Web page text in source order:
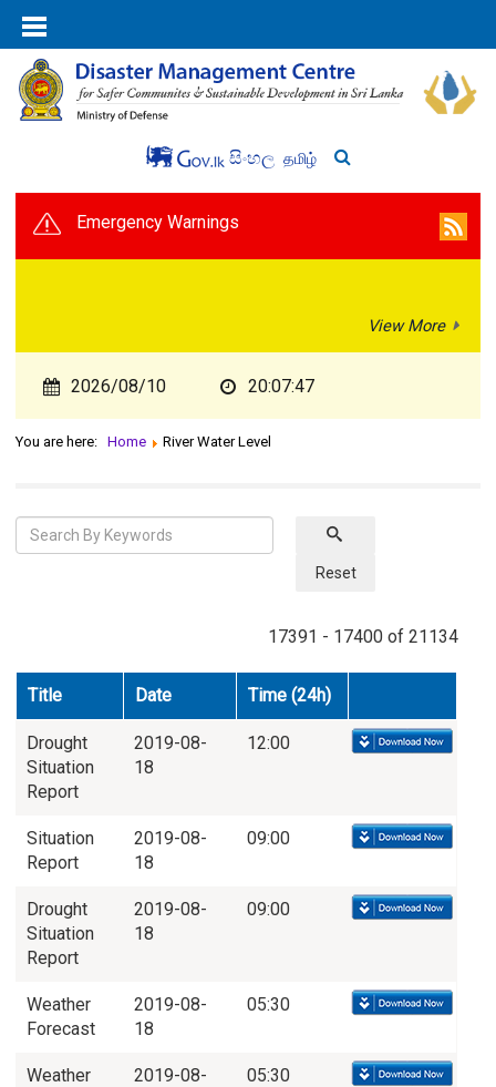
සිංහල தமிழ்
Emergency Warnings
View More
2026/08/10 20:07:48
You are here: Home River Water Level
Reset
17391 - 17400 of 21134
Title Date Time (24h)
Drought
Situation
Report
2019-08-
18
12:00
Situation
Report
2019-08-
18
09:00
Drought
Situation
Report
2019-08-
18
09:00
Weather
Forecast
2019-08-
18
05:30
Weather
2019-08-
05:30